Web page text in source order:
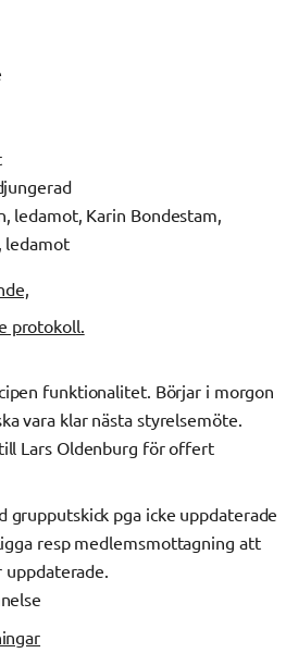
ledamot, Karin Bondestam,
ledamot
protokoll.
funktionalitet. Börjar i morgon
vara klar nästa styrelsemöte.
Lars Oldenburg för offert
grupputskick pga icke uppdaterade
resp medlemsmottagning att